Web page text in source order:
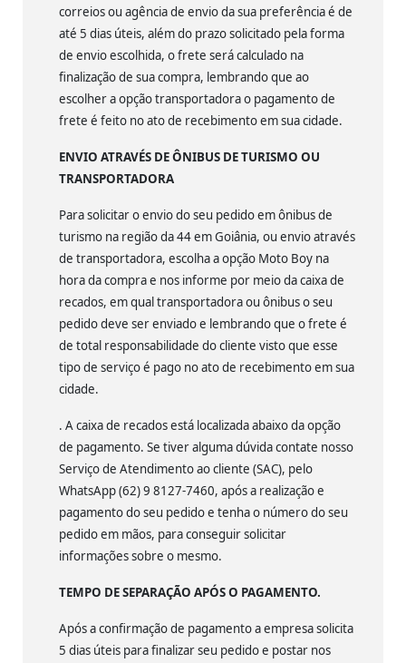
correios ou agência de envio da sua preferência é de
até 5 dias úteis, além do prazo solicitado pela forma
de envio escolhida, o frete será calculado na
finalização de sua compra, lembrando que ao
escolher a opção transportadora o pagamento de
frete é feito no ato de recebimento em sua cidade.
ENVIO ATRAVÉS DE ÔNIBUS DE TURISMO OU
TRANSPORTADORA
Para solicitar o envio do seu pedido em ônibus de
turismo na região da 44 em Goiânia, ou envio através
de transportadora, escolha a opção Moto Boy na
hora da compra e nos informe por meio da caixa de
recados, em qual transportadora ou ônibus o seu
pedido deve ser enviado e lembrando que o frete é
de total responsabilidade do cliente visto que esse
tipo de serviço é pago no ato de recebimento em sua
cidade.
. A caixa de recados está localizada abaixo da opção
de pagamento. Se tiver alguma dúvida contate nosso
Serviço de Atendimento ao cliente (SAC), pelo
WhatsApp (62) 9 8127-7460, após a realização e
pagamento do seu pedido e tenha o número do seu
pedido em mãos, para conseguir solicitar
informações sobre o mesmo.
TEMPO DE SEPARAÇÃO APÓS O PAGAMENTO.
Após a confirmação de pagamento a empresa solicita
5 dias úteis para finalizar seu pedido e postar nos